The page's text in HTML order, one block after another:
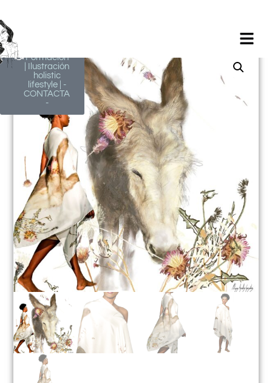
Formación
| Ilustración
holistic
lifestyle | -
CONTACTA
-